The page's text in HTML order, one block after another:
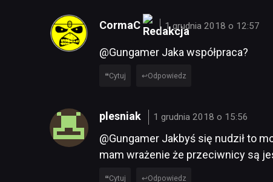
CormaC 1 grudnia 2018 o 12:57
@Gungamer Jaka współpraca?
Cytuj Odpowiedz
plesniak 1 grudnia 2018 o 15:56
@Gungamer Jakbyś się nudził to
mam wrażenie że przeciwnicy są
Cytuj Odpowiedz